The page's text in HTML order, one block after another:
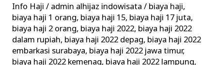
Info Haji / admin alhijaz indowisata/ biaya haji,
biaya haji 1 orang, biaya haji 15, biaya haji 17 juta,
biaya haji 2 orang, biaya haji 2022, biaya haji 2022
dalam rupiah, biaya haji 2022 depag, biaya haji 2022
embarkasi surabaya, biaya haji 2022 jawa timur,
biaya haji 2022 kemenag, biaya haji 2022 lampung,